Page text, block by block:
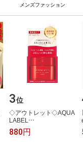
メンズファッション
3位
◇​ア​ウ​ト​レ​ッ​ト​◇​A​Q​U​A​
L​A​B​E​L​…
880円